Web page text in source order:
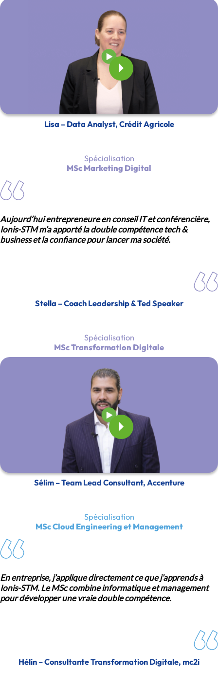
Lisa – Data Analyst, Crédit Agricole
Spécialisation
MSc Marketing Digital
Aujourd’hui entrepreneure en conseil IT et conférencière,
Ionis-STM m’a apporté la double compétence tech &
business et la confiance pour lancer ma société.
Stella – Coach Leadership & Ted Speaker
Spécialisation
MSc Transformation Digitale
Sélim – Team Lead Consultant, Accenture
Spécialisation
MSc Cloud Engineering et Management
En entreprise, j’applique directement ce que j’apprends à
Ionis-STM. Le MSc combine informatique et management
pour développer une vraie double compétence.
Hélin – Consultante Transformation Digitale, mc2i